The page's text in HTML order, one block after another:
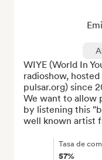
WIYE (World In
radioshow,
pulsar.org) since
We want to allow
by listening this
well known artist
Tasa de
57%